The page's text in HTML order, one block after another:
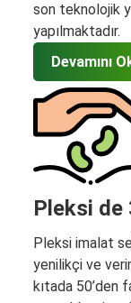
son teknolojik
yapılmaktadır.
Devamını
Pleksi de
Pleksi imalat
yenilikçi ve
kıtada 50’den